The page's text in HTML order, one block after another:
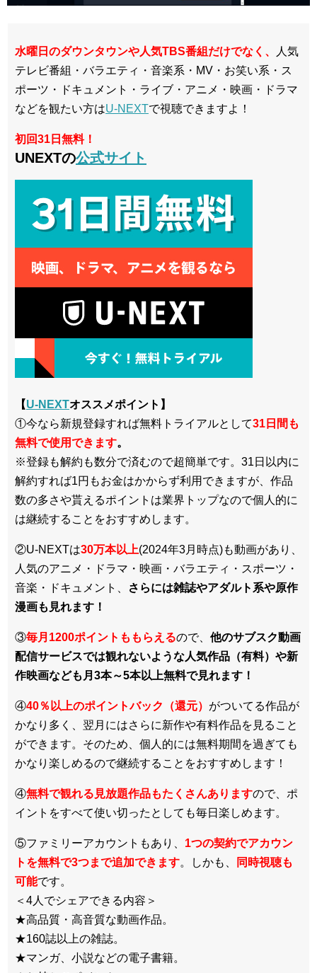
水曜日のダウンタウンや人気TBS番組だけでなく、
人気
テレビ番組・バラエティ・音楽系・MV・お笑い系・ス
ポーツ・ドキュメント・ライブ・アニメ・映画・ドラマ
などを観たい方はU-NEXTで視聴できますよ！
初回31日無料！
UNEXTの公式サイト
【U-NEXTオススメポイント】
①今なら新規登録すれば無料トライアルとして31日間も
無料で使用できます。
※登録も解約も数分で済むので超簡単です。31日以内に
解約すれば1円もお金はかからず利用できますが、作品
数の多さや貰えるポイントは業界トップなので個人的に
は継続することをおすすめします。
②U-NEXTは30万本以上(2024年3月時点)も動画があり、
人気のアニメ・ドラマ・映画・バラエティ・スポーツ・
音楽・ドキュメント、
さらには雑誌やアダルト系や原作
漫画も見れます！
③毎月1200ポイントももらえるので、 他のサブスク動画
配信サービスでは観れないような人気作品（有料）や新
作映画なども月3本～5本以上無料で見れます！
④40％以上のポイントバック（還元） がついてる作品が
かなり多く、翌月にはさらに新作や有料作品を見ること
ができます。そのため、個人的には無料期間を過ぎても
かなり楽しめるので継続することをおすすめします！
④無料で観れる見放題作品もたくさんありますので、ポ
イントをすべて使い切ったとしても毎日楽しめます。
⑤ファミリーアカウントもあり、 1つの契約でアカウン
トを無料で3つまで追加できます。しかも、
同時視聴も
可能です。
＜4人でシェアできる内容＞
★高品質・高音質な動画作品。
★160誌以上の雑誌。
★マンガ、小説などの電子書籍。